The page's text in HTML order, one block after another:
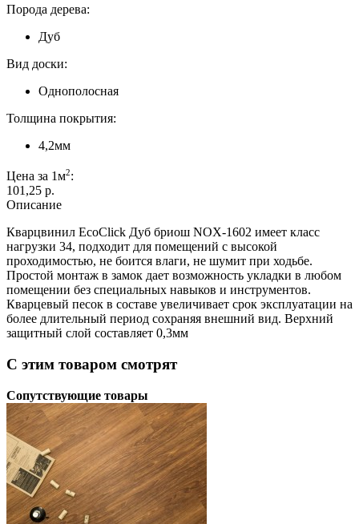
Порода дерева:
Дуб
Вид доски:
Однополосная
Толщина покрытия:
4,2мм
Цена за 1м2:
101,25 p.
Описание
Кварцвинил EcoClick Дуб бриош NOX-1602 имеет класс
нагрузки 34, подходит для помещений с высокой
проходимостью, не боится влаги, не шумит при ходьбе.
Простой монтаж в замок дает возможность укладки в любом
помещении без специальных навыков и инструментов.
Кварцевый песок в составе увеличивает срок эксплуатации на
более длительный период сохраняя внешний вид. Верхний
защитный слой составляет 0,3мм
С этим товаром смотрят
Сопутствующие товары